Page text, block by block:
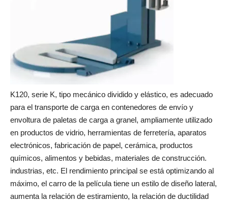
K120, serie K, tipo mecánico dividido y elástico, es adecuado
para el transporte de carga en contenedores de envío y
envoltura de paletas de carga a granel, ampliamente utilizado
en productos de vidrio, herramientas de ferretería, aparatos
electrónicos, fabricación de papel, cerámica, productos
químicos, alimentos y bebidas, materiales de construcción.
industrias, etc. El rendimiento principal se está optimizando al
máximo, el carro de la película tiene un estilo de diseño lateral,
aumenta la relación de estiramiento, la relación de ductilidad